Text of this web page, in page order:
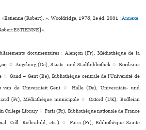
(Robert). ». Wooldridge, 1978, 2e éd. 2001 :Annexe.
ESTIENNE]».
documentaires : Alençon (Fr), Médiathèque de la
♢ Augsburg (De), Staats- und Stadtbibliothek ♢ Bordeaux
Gand = Gent (Be), Bibliothèque centrale de l’Université de
van de Universiteit Gent ♢ Halle (De), Universitäts- und
(Fr), Médiathèque muni­ci­pale ♢ Oxford (UK), Bodleian
College Library ♢ Paris (Fr), Bibliothèque nationale de France
Coll. Rothschild, etc.) ♢ Paris (Fr), Bibliothèque Sainte